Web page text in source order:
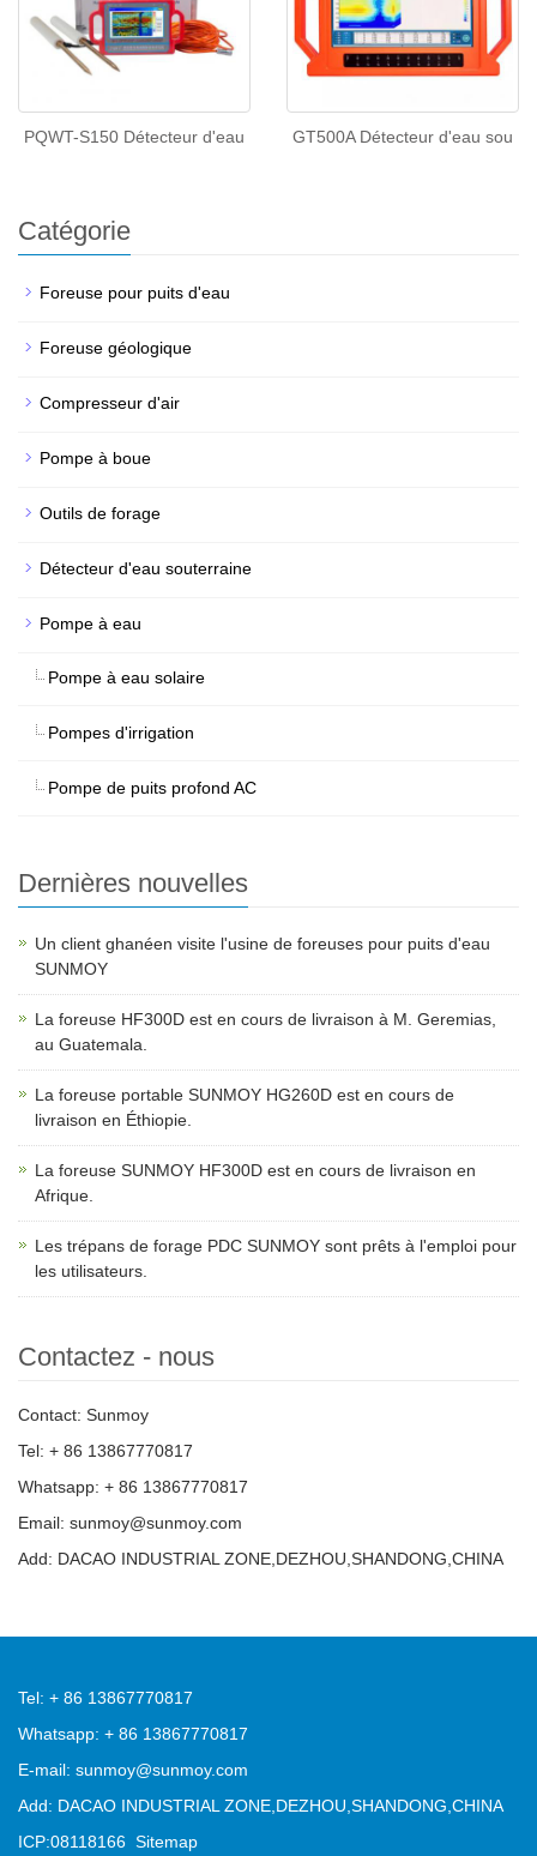
PQWT-S150 Détecteur d'eau GT500A Détecteur d'eau sou
Catégorie
Foreuse pour puits d'eau
Foreuse géologique
Compresseur d'air
Pompe à boue
Outils de forage
Détecteur d'eau souterraine
Pompe à eau
Pompe à eau solaire
Pompes d'irrigation
Pompe de puits profond AC
Dernières nouvelles
Un client ghanéen visite l'usine de foreuses pour puits d'eau
SUNMOY
La foreuse HF300D est en cours de livraison à M. Geremias,
au Guatemala.
La foreuse portable SUNMOY HG260D est en cours de
livraison en Éthiopie.
La foreuse SUNMOY HF300D est en cours de livraison en
Afrique.
Les trépans de forage PDC SUNMOY sont prêts à l'emploi pour
les utilisateurs.
Contactez - nous
Contact: Sunmoy
Tel: + 86 13867770817
Whatsapp: + 86 13867770817
Email: sunmoy@sunmoy.com
Add: DACAO INDUSTRIAL ZONE,DEZHOU,SHANDONG,CHINA
Tel: + 86 13867770817
Whatsapp: + 86 13867770817
E-mail: sunmoy@sunmoy.com
Add: DACAO INDUSTRIAL ZONE,DEZHOU,SHANDONG,CHINA
ICP:08118166 Sitemap